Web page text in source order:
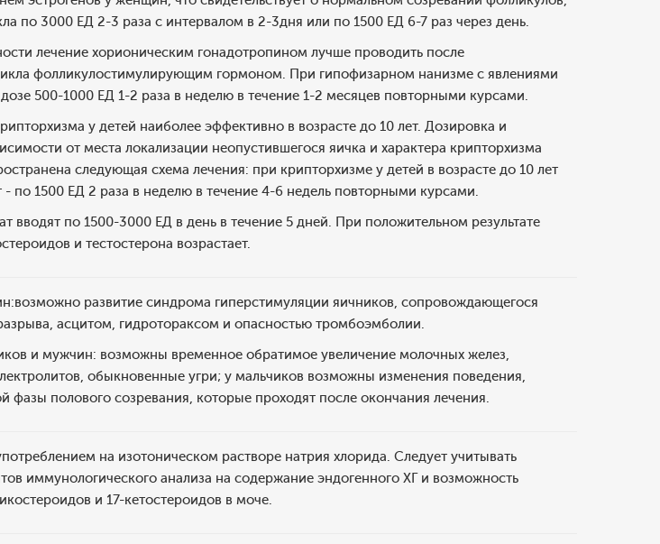
по 3000 ЕД 2-3 раза с интервалом в 2-3дня или по 1500 ЕД 6-7 раз через день.
лечение хорионическим гонадотропином лучше проводить после
фолликулостимулирующим гормоном. При гипофизарном нанизме с явлениями
500-1000 ЕД 1-2 раза в неделю в течение 1-2 месяцев повторными курсами.
у детей наиболее эффективно в возрасте до 10 лет. Дозировка и
от места локализации неопустившегося яичка и характера крипторхизма
следующая схема лечения: при крипторхизме у детей в возрасте до 10 лет
- по 1500 ЕД 2 раза в неделю в течение 4-6 недель повторными курсами.
вводят по 1500-3000 ЕД в день в течение 5 дней. При положительном результате
и тестостерона возрастает.
развитие синдрома гиперстимуляции яичников, сопровождающегося
асцитом, гидротораксом и опасностью тромбоэмболии.
и мужчин: возможны временное обратимое увеличение молочных желез,
обыкновенные угри; у мальчиков возможны изменения поведения,
полового созревания, которые проходят после окончания лечения.
на изотоническом растворе натрия хлорида. Следует учитывать
иммунологического анализа на содержание эндогенного ХГ и возможность
и 17-кетостероидов в моче.